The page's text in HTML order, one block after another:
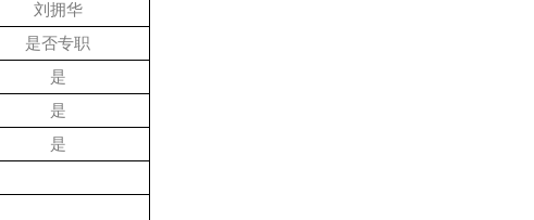
刘拥华
是否专职
是
是
是